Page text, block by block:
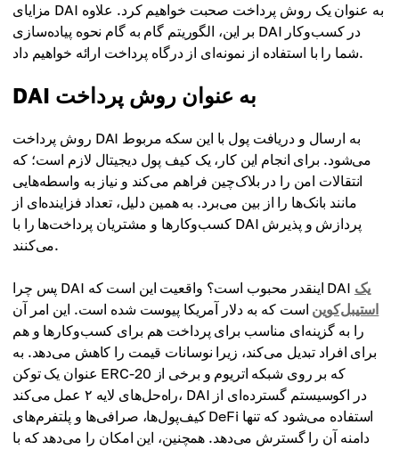
مزایای DAI به عنوان یک روش پرداخت صحبت خواهیم کرد. علاوه
بر این، الگوریتم گام به گام نحوه پیاده‌سازی DAI در کسب‌وکار
شما را با استفاده از نمونه‌ای از درگاه پرداخت ارائه خواهیم داد.
DAI به عنوان روش پرداخت
روش پرداخت DAI به ارسال و دریافت پول با این سکه مربوط
می‌شود. برای انجام این کار، یک کیف پول دیجیتال لازم است؛ که
انتقالات امن را در بلاک‌چین فراهم می‌کند و نیاز به واسطه‌هایی
مانند بانک‌ها را از بین می‌برد. به همین دلیل، تعداد فزاینده‌ای از
کسب‌وکارها و مشتریان پرداخت‌ها را با DAI پردازش و پذیرش
می‌کنند.
پس چرا DAI اینقدر محبوب است؟ واقعیت این است که DAI یک
استیبل‌کوین است که به دلار آمریکا پیوست شده است. این امر آن
را به گزینه‌ای مناسب برای پرداخت هم برای کسب‌وکارها و هم
برای افراد تبدیل می‌کند، زیرا نوسانات قیمت را کاهش می‌دهد. به
عنوان یک توکن ERC-20 که بر روی شبکه اتریوم و برخی از
راه‌حل‌های لایه ۲ عمل می‌کند، DAI در اکوسیستم گسترده‌ای از
کیف‌پول‌ها، صرافی‌ها و پلتفرم‌های DeFi استفاده می‌شود که تنها
دامنه آن را گسترش می‌دهد. همچنین، این امکان را می‌دهد که با